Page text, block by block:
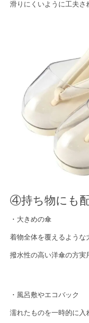
滑りにくいように工夫さ
④持ち物にも
・大きめの傘
着物全体を覆えるような
撥水性の高い洋傘の方実
・風呂敷やエコバック
濡れたものを一時的に入